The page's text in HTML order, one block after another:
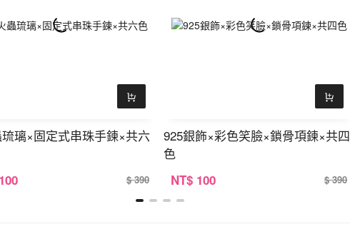
璃×固定式串珠手鍊×共六
$ 390
925銀飾×彩色笑臉×鎖骨項鍊×共四
色
NT$ 100 $ 390